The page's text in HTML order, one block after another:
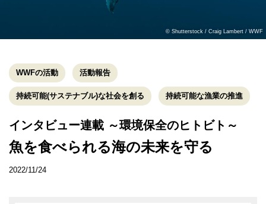
© Shutterstock / Craig Lambert / WWF
WWFの活動 活動報告
持続可能(サステナブル)な社会を創る 持続可能な漁業の推進
インタビュー連載 ～環境保全のヒトビト～
魚を食べられる海の未来を守る
2022/11/24